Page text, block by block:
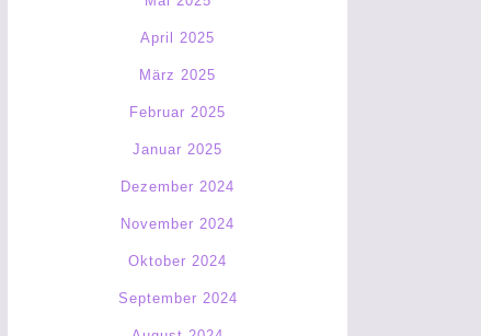
April 2025
März 2025
Februar 2025
Januar 2025
Dezember 2024
November 2024
Oktober 2024
September 2024